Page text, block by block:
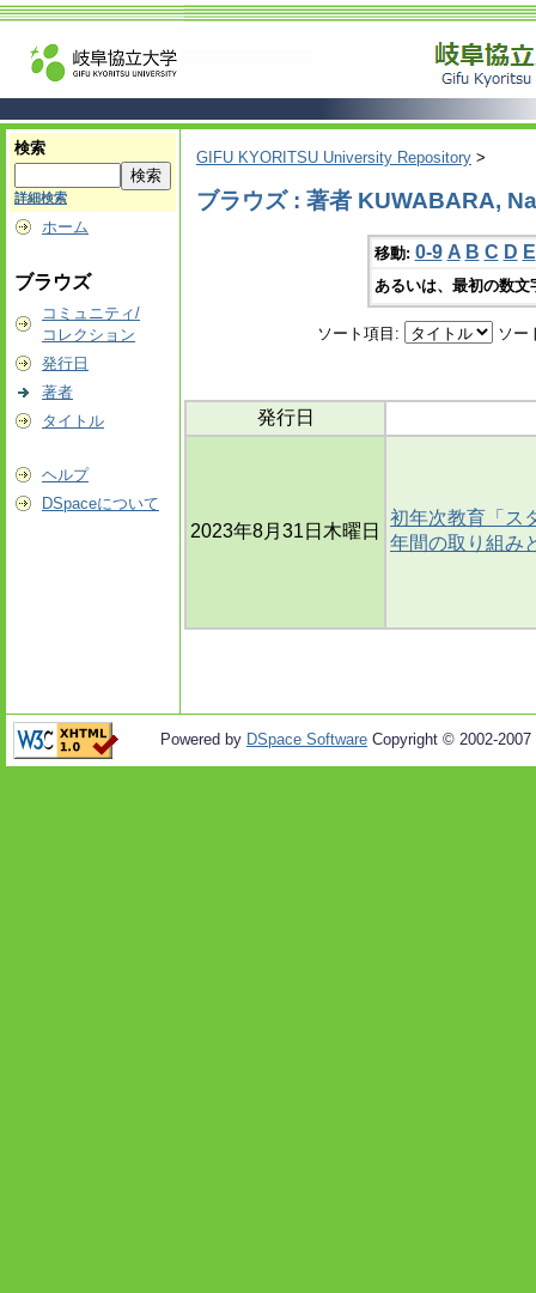
検索
詳細検索
ホーム
ブラウズ
コミュニティ/
コレクション
発行日
著者
タイトル
ヘルプ
DSpaceについて
GIFU KYORITSU University Repository >
ブラウズ : 著者 KUWABARA,
移動: 0-9 A B C D E
あるいは、最初の数
ソート項目: ソー
発行日
2023年8月31日木曜日
初年次教育「ス
年間の取り組み
Powered by DSpace Software Copyright © 2002-2007